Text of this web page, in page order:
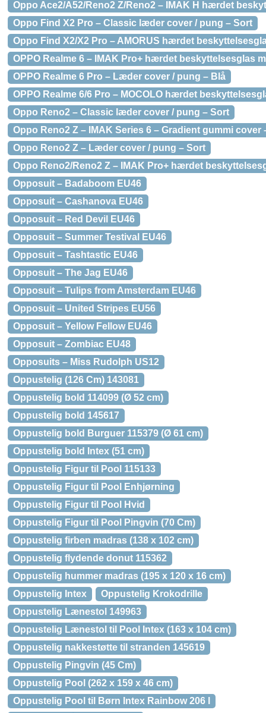
Oppo Ace2/A52/Reno2 Z/Reno2 – IMAK H hærdet
Oppo Find X2 Pro – Classic læder cover / pung – Sort
Oppo Find X2/X2 Pro – AMORUS hærdet
OPPO Realme 6 – IMAK Pro+ hærdet beskyttelsesglas
OPPO Realme 6 Pro – Læder cover / pung – Blå
OPPO Realme 6/6 Pro – MOCOLO hærdet
Oppo Reno2 – Classic læder cover / pung – Sort
Oppo Reno2 Z – IMAK Series 6 – Gradient gummi cover
Oppo Reno2 Z – Læder cover / pung – Sort
Oppo Reno2/Reno2 Z – IMAK Pro+ hærdet
Opposuit – Badaboom EU46
Opposuit – Cashanova EU46
Opposuit – Red Devil EU46
Opposuit – Summer Testival EU46
Opposuit – Tashtastic EU46
Opposuit – The Jag EU46
Opposuit – Tulips from Amsterdam EU46
Opposuit – United Stripes EU56
Opposuit – Yellow Fellow EU46
Opposuit – Zombiac EU48
Opposuits – Miss Rudolph US12
Oppustelig (126 Cm) 143081
Oppustelig bold 114099 (Ø 52 cm)
Oppustelig bold 145617
Oppustelig bold Burguer 115379 (Ø 61 cm)
Oppustelig bold Intex (51 cm)
Oppustelig Figur til Pool 115133
Oppustelig Figur til Pool Enhjørning
Oppustelig Figur til Pool Hvid
Oppustelig Figur til Pool Pingvin (70 Cm)
Oppustelig firben madras (138 x 102 cm)
Oppustelig flydende donut 115362
Oppustelig hummer madras (195 x 120 x 16 cm)
Oppustelig Intex
Oppustelig Krokodrille
Oppustelig Lænestol 149963
Oppustelig Lænestol til Pool Intex (163 x 104 cm)
Oppustelig nakkestøtte til stranden 145619
Oppustelig Pingvin (45 Cm)
Oppustelig Pool (262 x 159 x 46 cm)
Oppustelig Pool til Børn Intex Rainbow 206 l